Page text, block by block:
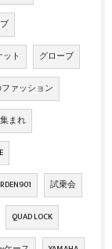
ット グローブ
ァッション
まれ
試乗会
QUAD LOCK